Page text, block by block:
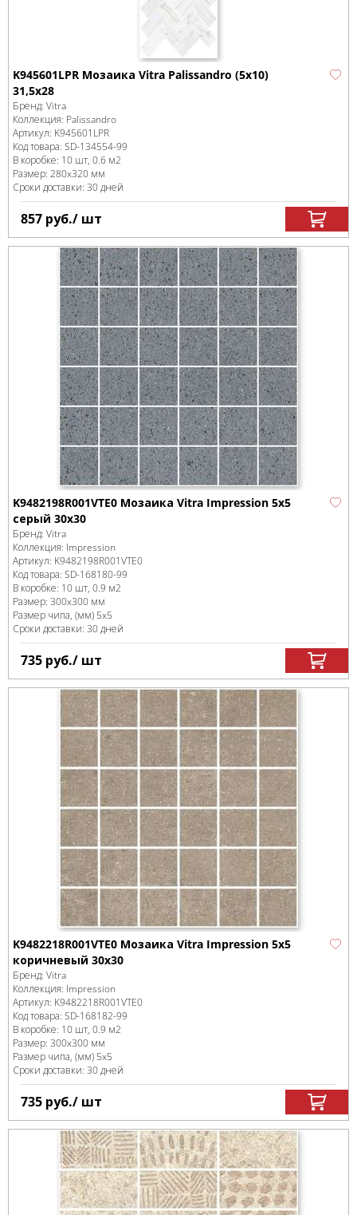
K945601LPR Мозаика Vitra Palissandro (5x10)
31,5x28
Бренд: Vitra
Коллекция: Palissandro
Артикул: K945601LPR
Код товара: SD-134554-99
В коробке: 10 шт, 0.6 м2
Размер: 280x320 мм
Сроки доставки: 30 дней
857 руб./ шт
K9482198R001VTE0 Мозаика Vitra Impression 5x5
серый 30х30
Бренд: Vitra
Коллекция: Impression
Артикул: K9482198R001VTE0
Код товара: SD-168180-99
В коробке: 10 шт, 0.9 м2
Размер: 300x300 мм
Размер чипа, (мм) 5x5
Сроки доставки: 30 дней
735 руб./ шт
K9482218R001VTE0 Мозаика Vitra Impression 5x5
коричневый 30х30
Бренд: Vitra
Коллекция: Impression
Артикул: K9482218R001VTE0
Код товара: SD-168182-99
В коробке: 10 шт, 0.9 м2
Размер: 300x300 мм
Размер чипа, (мм) 5x5
Сроки доставки: 30 дней
735 руб./ шт